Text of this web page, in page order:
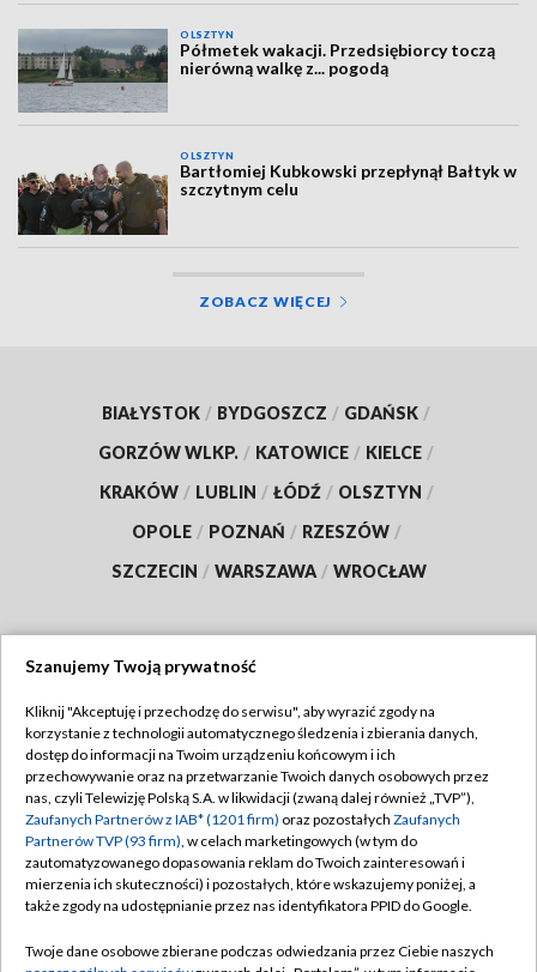
OLSZTYN
Półmetek wakacji. Przedsiębiorcy toczą
nierówną walkę z... pogodą
OLSZTYN
Bartłomiej Kubkowski przepłynął Bałtyk w
szczytnym celu
ZOBACZ WIĘCEJ
BIAŁYSTOK / BYDGOSZCZ / GDAŃSK /
GORZÓW WLKP. / KATOWICE / KIELCE /
KRAKÓW / LUBLIN / ŁÓDŹ / OLSZTYN /
OPOLE / POZNAŃ / RZESZÓW /
SZCZECIN / WARSZAWA / WROCŁAW
TVP
Abonament TVP
Emisja w TVP
Centrum informacji TVP
Naziemna Telewizja Cyfrowa
Regulamin TVP
Polityka prywatności
Moje zgody
Pomoc
Szanujemy Twoją prywatność
Kliknij "Akceptuję i przechodzę do serwisu", aby wyrazić zgody na
korzystanie z technologii automatycznego śledzenia i zbierania danych,
dostęp do informacji na Twoim urządzeniu końcowym i ich
przechowywanie oraz na przetwarzanie Twoich danych osobowych przez
nas, czyli Telewizję Polską S.A. w likwidacji (zwaną dalej również „TVP”),
Zaufanych Partnerów z IAB* (1201 firm) oraz pozostałych Zaufanych
Partnerów TVP (93 firm), w celach marketingowych (w tym do
zautomatyzowanego dopasowania reklam do Twoich zainteresowań i
mierzenia ich skuteczności) i pozostałych, które wskazujemy poniżej, a
także zgody na udostępnianie przez nas identyfikatora PPID do Google.
Twoje dane osobowe zbierane podczas odwiedzania przez Ciebie naszych